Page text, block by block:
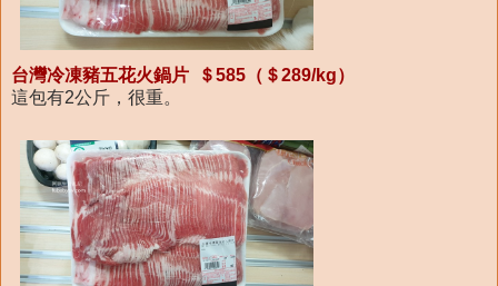
台灣冷凍豬五花火鍋片 ＄585（＄289/kg）
這包有2公斤，很重。